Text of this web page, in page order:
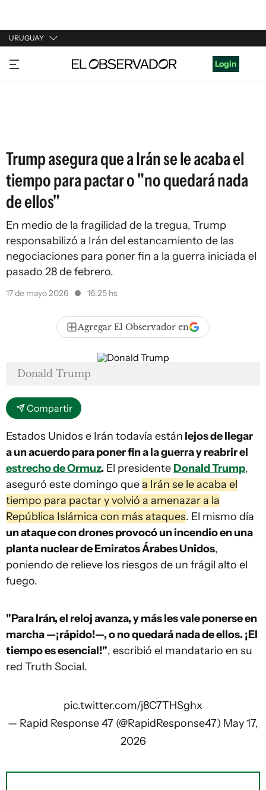
URUGUAY
URUGUAY
ARGENTINA
Login
Trump asegura que a Irán se le acaba el
tiempo para pactar o "no quedará nada
de ellos"
En medio de la fragilidad de la tregua, Trump
responsabilizó a Irán del estancamiento de las
negociaciones para poner fin a la guerra iniciada el
pasado 28 de febrero.
17 de mayo 2026 16:25 hs
Agregar El Observador en
Donald Trump
Compartir
Estados Unidos e Irán todavía están lejos de llegar
a un acuerdo para poner fin a la guerra y reabrir el
estrecho de Ormuz. El presidenteDonald Trump,
aseguró este domingo quea Irán se le acaba el
tiempo para pactar y volvió a amenazar a la
República Islámica con más ataques. El mismo día
un ataque con drones provocó un incendio en una
planta nuclear de Emiratos Árabes Unidos,
poniendo de relieve los riesgos de un frágil alto el
fuego.
"Para Irán, el reloj avanza, y más les vale ponerse en
marcha —¡rápido!—, o no quedará nada de ellos. ¡El
tiempo es esencial!", escribió el mandatario en su
red Truth Social.
pic.twitter.com/j8C7THSghx
— Rapid Response 47 (@RapidResponse47) May 17,
2026